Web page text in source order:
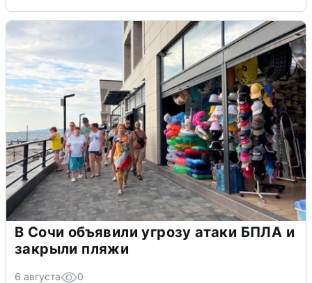
В Сочи объявили угрозу атаки БПЛА и
закрыли пляжи
6 августа 0